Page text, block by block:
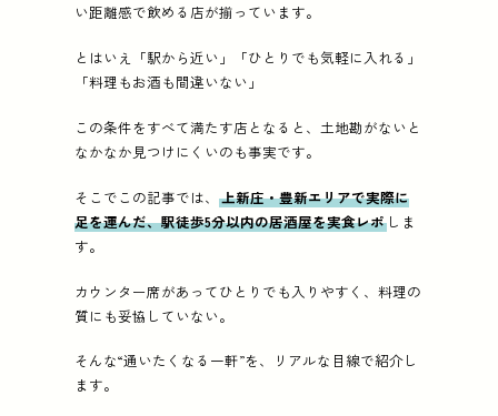
い距離感で飲める店が揃っています。
とはいえ「駅から近い」「ひとりでも気軽に入れる」
「料理もお酒も間違いない」
この条件をすべて満たす店となると、土地勘がないと
なかなか見つけにくいのも事実です。
そこでこの記事では、上新庄・豊新エリアで実際に
足を運んだ、駅徒歩5分以内の居酒屋を実食レポ しま
す。
カウンター席があってひとりでも入りやすく、料理の
質にも妥協していない。
そんな“通いたくなる一軒”を、リアルな目線で紹介し
ます。